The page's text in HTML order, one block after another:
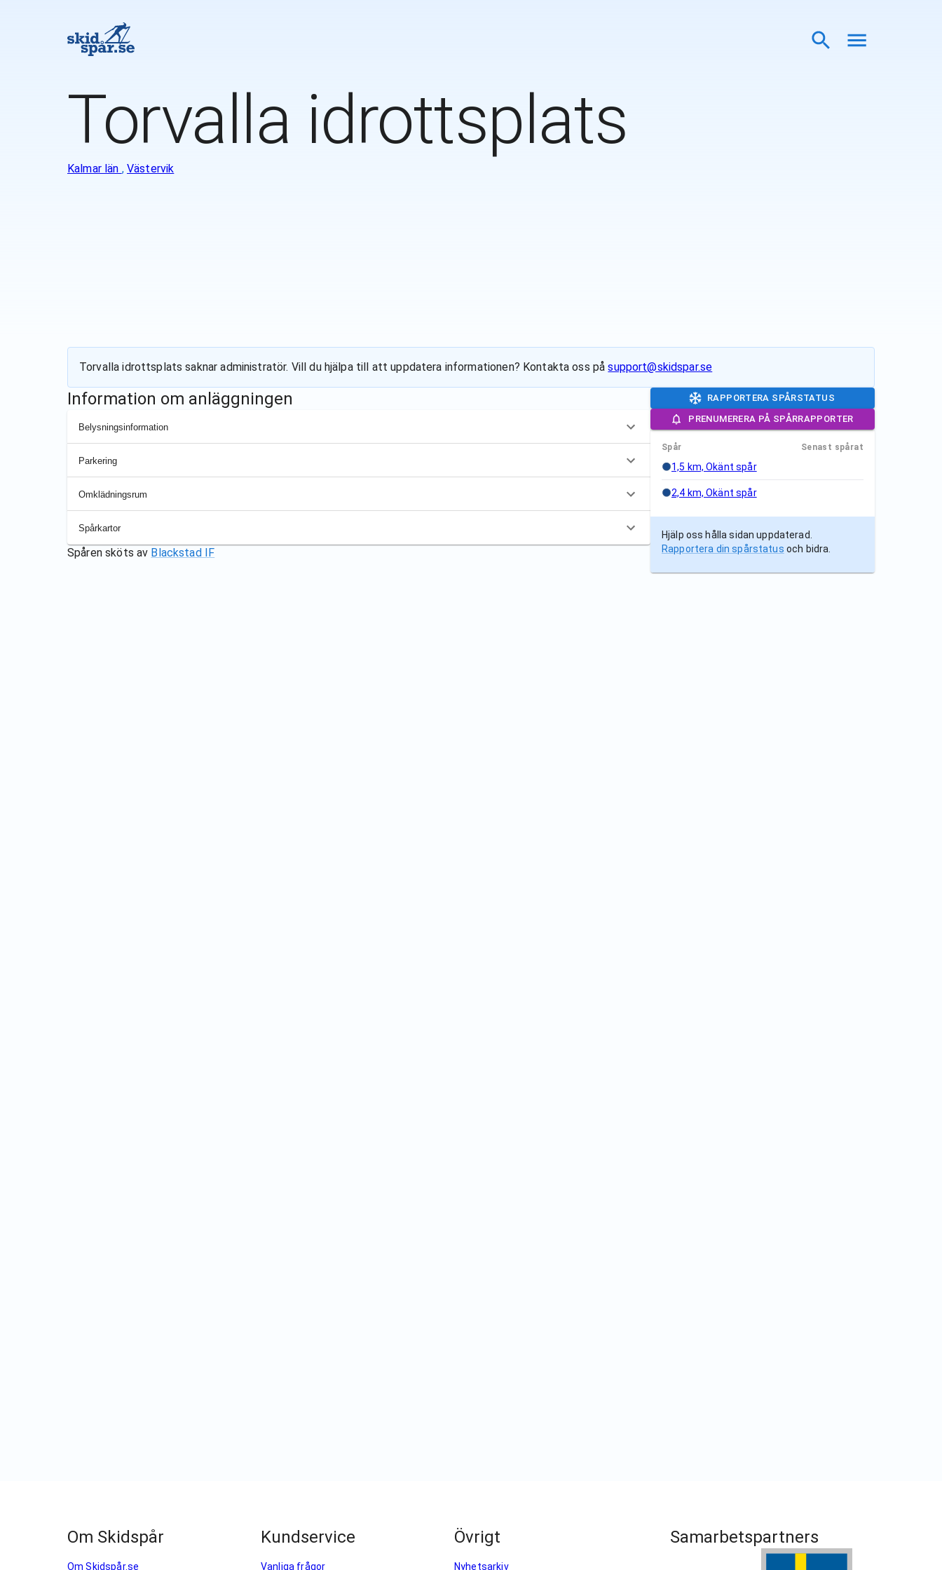
Torvalla idrottsplats
Kalmar län , Västervik
Torvalla idrottsplats saknar administratör. Vill du hjälpa till att uppdatera informationen? Kontakta oss på support@skidspar.se
Information om anläggningen
Belysningsinformation
Parkering
Omklädningsrum
Spårkartor
Spåren sköts av Blackstad IF
RAPPORTERA SPÅRSTATUS
PRENUMERERA PÅ SPÅRRAPPORTER
Spår Senast spårat
1,5 km, Okänt spår
2,4 km, Okänt spår
Hjälp oss hålla sidan uppdaterad.
Rapportera din spårstatus och bidra.
Om Skidspår
Om Skidspår.se
Kundservice
Vanliga frågor
Övrigt
Nyhetsarkiv
Samarbetspartners